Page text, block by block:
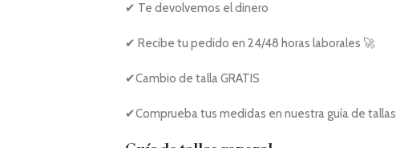
✔ Te devolvemos el dinero
✔ Recibe tu pedido en 24/48 horas laborales 🚀
✔Cambio de talla GRATIS
✔Comprueba tus medidas en nuestra guía de tallas